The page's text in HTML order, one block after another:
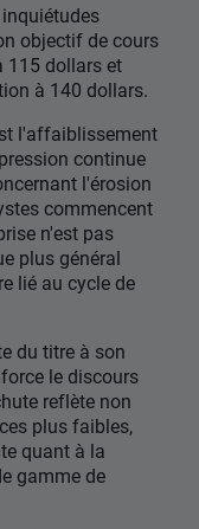
objectif de cours
115 dollars et
à 140 dollars.
l'affaiblissement
continue
l'érosion
commencent
n'est pas
plus général
lié au cycle de
du titre à son
le discours
reflète non
plus faibles,
quant à la
gamme de